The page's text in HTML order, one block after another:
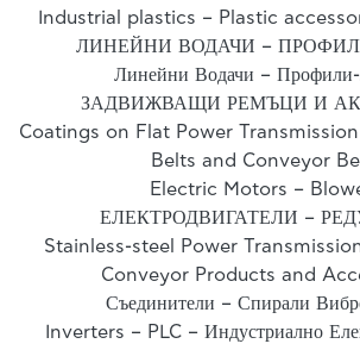
Industrial plastics – Plastic
ЛИНЕЙНИ ВОДАЧИ –
Линейни Водачи – Профили-
ЗАДВИЖВАЩИ РЕМЪЦИ И
Coatings on Flat Power
Belts and Conveyor
Electric Motors –
ЕЛЕКТРОДВИГАТЕЛИ –
Stainless-steel Power
Conveyor Products and
Съединители – Спирали
Inverters – PLC – Индустриално